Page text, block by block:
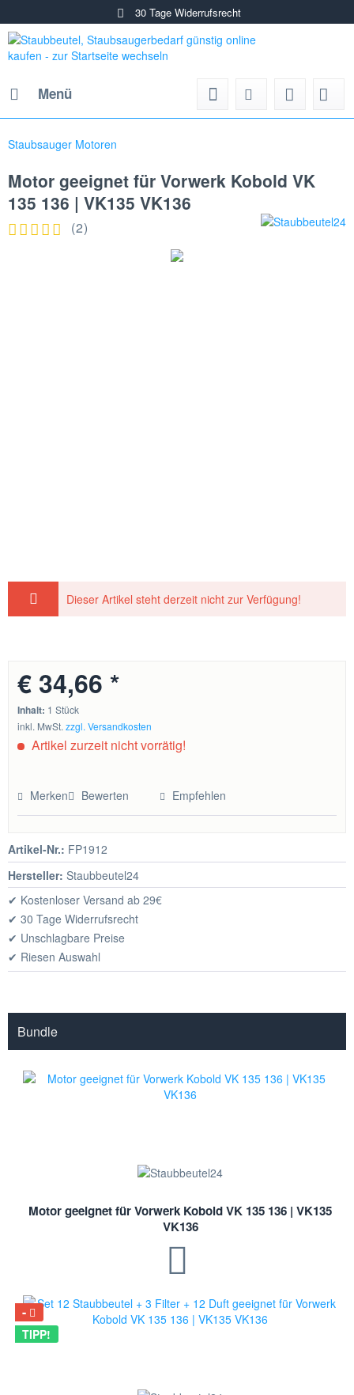
30 Tage Widerrufsrecht
Menü
Staubsauger Motoren
Motor geeignet für Vorwerk Kobold VK
135 136 | VK135 VK136
(2)
Dieser Artikel steht derzeit nicht zur Verfügung!
€ 34,66 *
Inhalt: 1 Stück
inkl. MwSt.zzgl. Versandkosten
Artikel zurzeit nicht vorrätig!
Merken Bewerten Empfehlen
Artikel-Nr.: FP1912
Hersteller: Staubbeutel24
✔ Kostenloser Versand ab 29€
✔ 30 Tage Widerrufsrecht
✔ Unschlagbare Preise
✔ Riesen Auswahl
Bundle
Motor geeignet für Vorwerk Kobold VK 135 136 | VK135
VK136
TIPP!